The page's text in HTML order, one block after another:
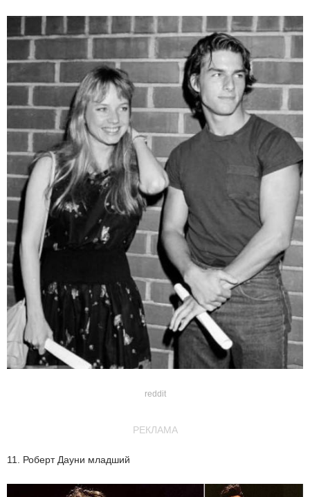
reddit
РЕКЛАМА
11. Роберт Дауни младший